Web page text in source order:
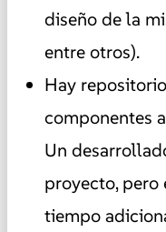
diseño de la
entre otros).
Hay
componentes
Un
proyecto, pero
tiempo